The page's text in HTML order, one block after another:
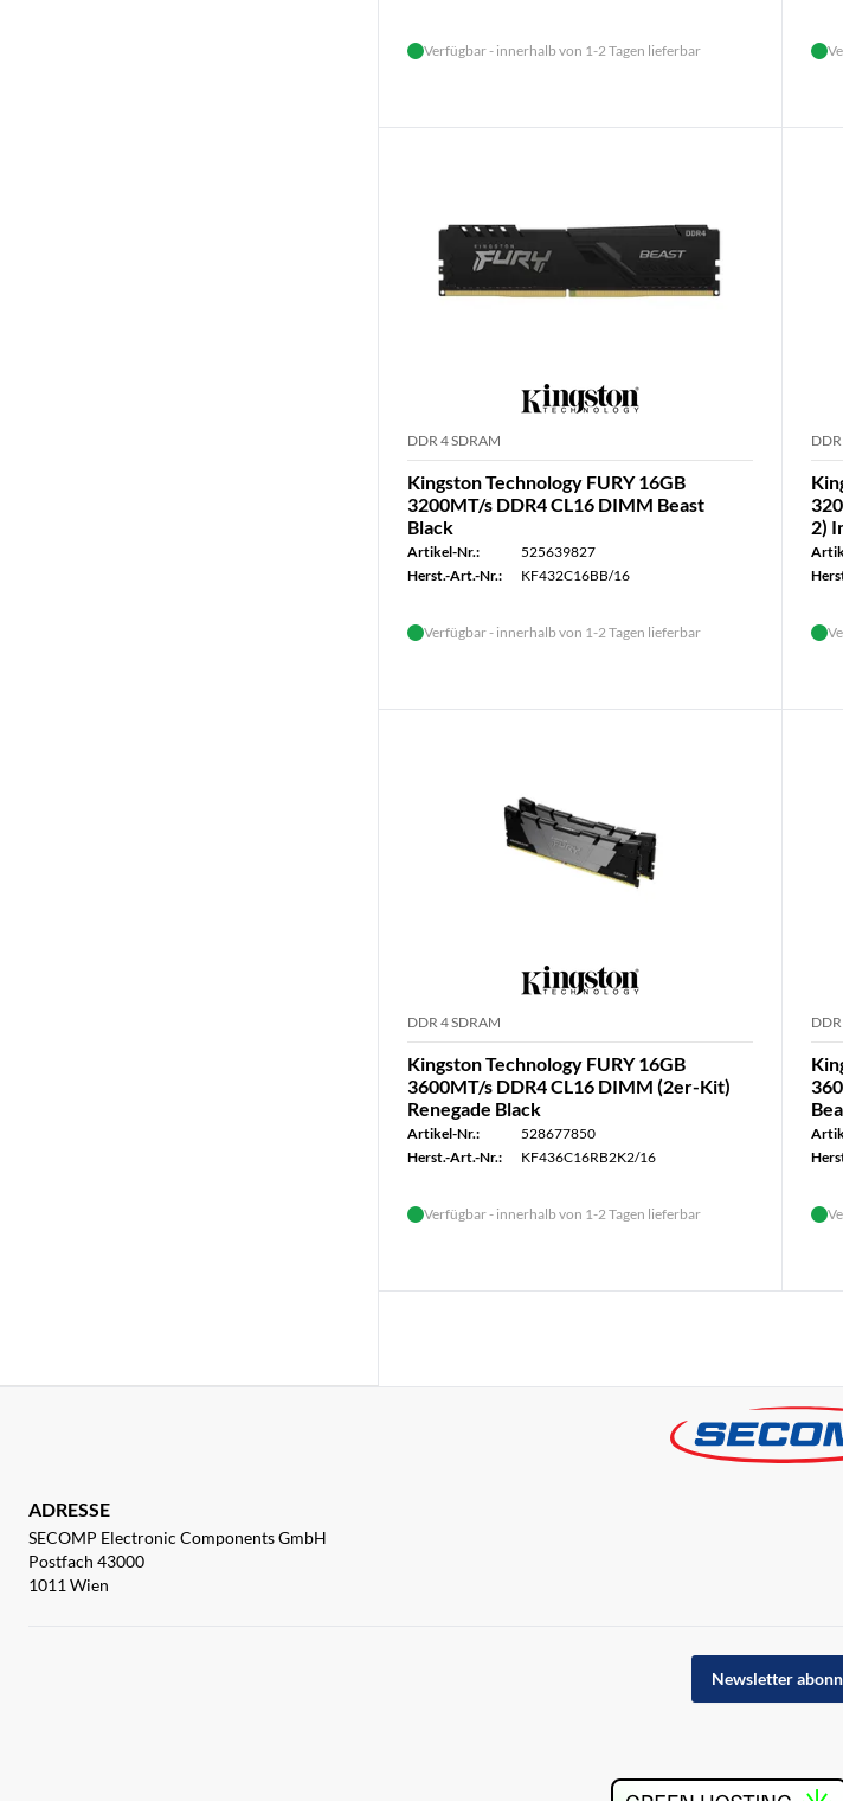
Verfügbar - innerhalb von 1-2 Tagen lieferbar
DDR 4 SDRAM
Kingston Technology FURY 16GB
3200MT/s DDR4 CL16 DIMM Beast
Black
Artikel-Nr.:
525639827
Herst.-Art.-Nr.:
KF432C16BB/16
Verfügbar - innerhalb von 1-2 Tagen lieferbar
2)
DDR 4 SDRAM
Kingston Technology FURY 16GB
3600MT/s DDR4 CL16 DIMM (2er-Kit)
Renegade Black
Artikel-Nr.:
528677850
Herst.-Art.-Nr.:
KF436C16RB2K2/16
Verfügbar - innerhalb von 1-2 Tagen lieferbar
ADRESSE
SECOMP Electronic Components GmbH
Postfach 43000
1011 Wien
Newsletter